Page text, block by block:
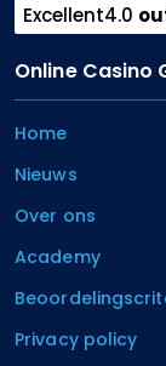
Excellent4.0
Online Casino
Home
Nieuws
Over ons
Academy
Privacy policy